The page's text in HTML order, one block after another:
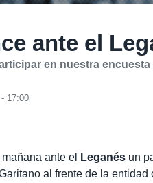
ante el
en nuestra
17:00
ante el Leganés un
al frente de la entidad